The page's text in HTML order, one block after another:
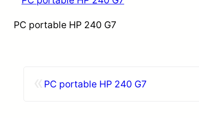
PC portable HP 240 G7
PC portable HP 240 G7